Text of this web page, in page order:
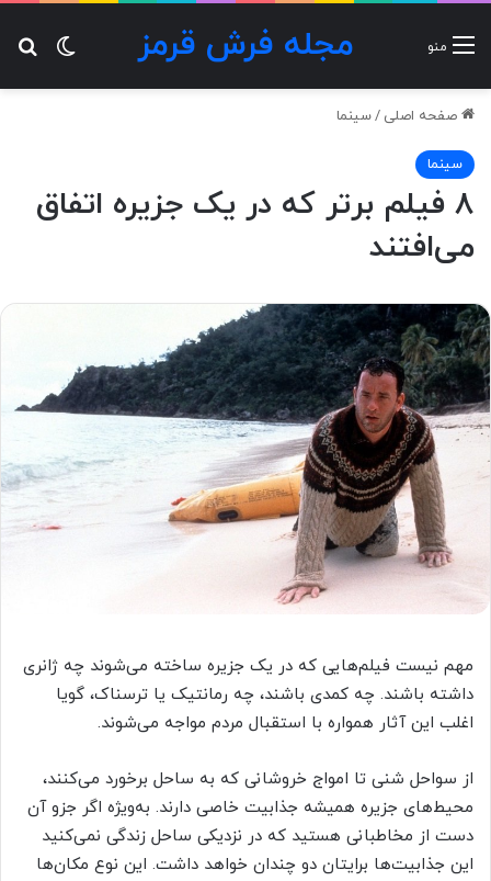
مجله فرش قرمز منو
صفحه اصلی /سینما
سینما
۸ فیلم برتر که در یک جزیره اتفاق
می‌افتند
مهم نیست فیلم‌هایی که در یک جزیره ساخته می‌شوند چه ژانری
داشته باشند. چه کمدی باشند، چه رمانتیک یا ترسناک، گویا
اغلب این آثار همواره با استقبال مردم مواجه می‌شوند.
از سواحل شنی تا امواج خروشانی که به ساحل برخورد می‌کنند،
محیط‌های جزیره همیشه جذابیت خاصی دارند. به‌ویژه اگر جزو آن
دست از مخاطبانی هستید که در نزدیکی ساحل زندگی نمی‌کنید
این جذابیت‌ها برایتان دو چندان خواهد داشت. این نوع مکان‌ها